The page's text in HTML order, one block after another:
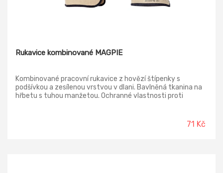
Rukavice kombinované MAGPIE
Kombinované pracovní rukavice z hovězí štípenky s
podšívkou a zesílenou vrstvou v dlani. Bavlněná tkanina na
hřbetu s tuhou manžetou. Ochranné vlastnosti proti
štípená kůže Materiál hřbetu: bavlna Normy: EN ISO 21420;
71 Kč